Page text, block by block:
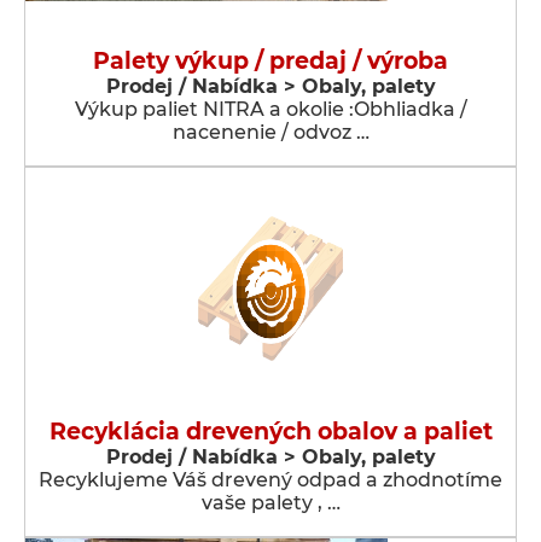
Palety výkup / predaj / výroba
Prodej / Nabídka > Obaly, palety
Výkup paliet NITRA a okolie :Obhliadka /
nacenenie / odvoz …
Recyklácia drevených obalov a paliet
Prodej / Nabídka > Obaly, palety
Recyklujeme Váš drevený odpad a zhodnotíme
vaše palety , …